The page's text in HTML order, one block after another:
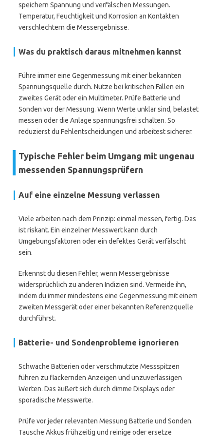
speichern Spannung und verfälschen Messungen.
Temperatur, Feuchtigkeit und Korrosion an Kontakten
verschlechtern die Messergebnisse.
Was du praktisch daraus mitnehmen kannst
Führe immer eine Gegenmessung mit einer bekannten
Spannungsquelle durch. Nutze bei kritischen Fällen ein
zweites Gerät oder ein Multimeter. Prüfe Batterie und
Sonden vor der Messung. Wenn Werte unklar sind, belastet
messen oder die Anlage spannungsfrei schalten. So
reduzierst du Fehlentscheidungen und arbeitest sicherer.
Typische Fehler beim Umgang mit ungenau
messenden Spannungsprüfern
Auf eine einzelne Messung verlassen
Viele arbeiten nach dem Prinzip: einmal messen, fertig. Das
ist riskant. Ein einzelner Messwert kann durch
Umgebungsfaktoren oder ein defektes Gerät verfälscht
sein.
Erkennst du diesen Fehler, wenn Messergebnisse
widersprüchlich zu anderen Indizien sind. Vermeide ihn,
indem du immer mindestens eine Gegenmessung mit einem
zweiten Messgerät oder einer bekannten Referenzquelle
durchführst.
Batterie- und Sondenprobleme ignorieren
Schwache Batterien oder verschmutzte Messspitzen
führen zu flackernden Anzeigen und unzuverlässigen
Werten. Das äußert sich durch dimme Displays oder
sporadische Messwerte.
Prüfe vor jeder relevanten Messung Batterie und Sonden.
Tausche Akkus frühzeitig und reinige oder ersetze